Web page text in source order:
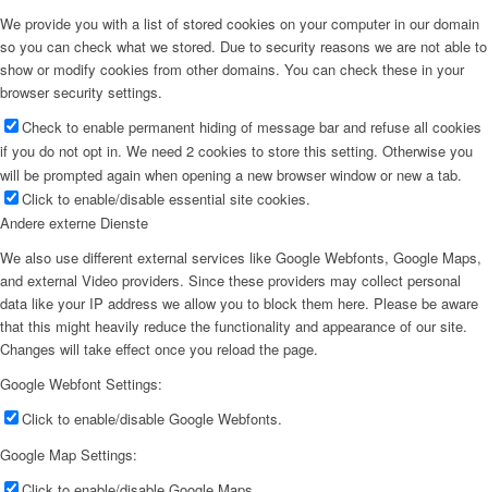
We provide you with a list of stored cookies on your computer in our domain
so you can check what we stored. Due to security reasons we are not able to
show or modify cookies from other domains. You can check these in your
browser security settings.
Check to enable permanent hiding of message bar and refuse all cookies
if you do not opt in. We need 2 cookies to store this setting. Otherwise you
will be prompted again when opening a new browser window or new a tab.
Click to enable/disable essential site cookies.
Andere externe Dienste
We also use different external services like Google Webfonts, Google Maps,
and external Video providers. Since these providers may collect personal
data like your IP address we allow you to block them here. Please be aware
that this might heavily reduce the functionality and appearance of our site.
Changes will take effect once you reload the page.
Google Webfont Settings:
Click to enable/disable Google Webfonts.
Google Map Settings: